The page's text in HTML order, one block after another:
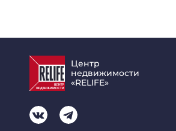
Центр
недвижимости
«RELIFE»